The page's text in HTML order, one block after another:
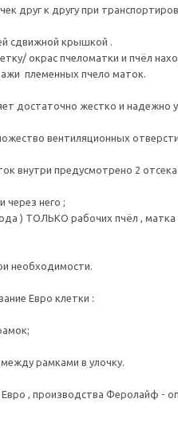
друг к другу при
сдвижной крышкой .
окрас пчеломатки и пчёл
племенных пчело маток.
достаточно жестко и
вентиляционных
внутри предусмотрено 2 отсека:
него ;
) ТОЛЬКО рабочих пчёл , матка
необходимости.
Евро клетки :
рамками в улочку.
, производства Феролайф -